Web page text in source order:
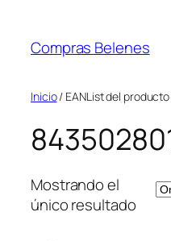
contenido
Compras Belenes
Inicio/ EANList del
Mostrando el
único resultado